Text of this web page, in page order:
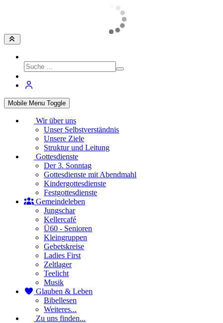
Mobile Menu Toggle
Wir über uns
Unser Selbstverständnis
Unsere Ziele
Struktur und Leitung
Gottesdienste
Der 3. Sonntag
Gottesdienste mit Abendmahl
Kindergottesdienste
Festgottesdienste
Gemeindeleben
Jungschar
Kellercafé
Ü60 - Senioren
Kleingruppen
Gebetskreise
Ladies First
Zeltlager
Teelicht
Musik
Glauben & Leben
Bibellesen
Weiteres...
Zu uns finden...